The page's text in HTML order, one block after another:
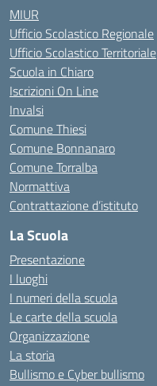
MIUR
Ufficio Scolastico Regionale
Ufficio Scolastico Territoriale
Scuola in Chiaro
Iscrizioni On Line
Invalsi
Comune Thiesi
Comune Bonnanaro
Comune Torralba
Normattiva
Contrattazione d’istituto
La Scuola
Presentazione
I luoghi
I numeri della scuola
Le carte della scuola
Organizzazione
La storia
Bullismo e Cyber bullismo